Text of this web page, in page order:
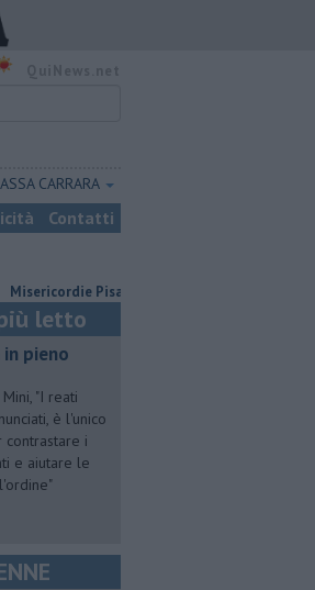
CARRARA
Contatti
Pisane, Novi confermato presidente
letto
pieno
"I reati
è l'unico
contrastare i
e aiutare le